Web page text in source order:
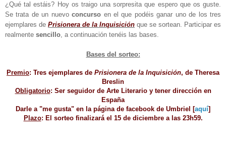
¿Qué tal estáis? Hoy os traigo una sorpresita que espero que os guste.
Se trata de un nuevoconcurso en el que podéis ganar uno de los tres
ejemplares de Prisionera de la Inquisición que se sortean. Participar es
realmente sencillo, a continuación tenéis las bases.
Bases del sorteo:
Premio: Tres ejemplares de Prisionera de la Inquisición, de Theresa
Breslin
Obligatorio: Ser seguidor de Arte Literario y tener dirección en
España
Darle a "me gusta" en la página de facebook de Umbriel [aquí]
Plazo: El sorteo finalizará el 15 de diciembre a las 23h59.